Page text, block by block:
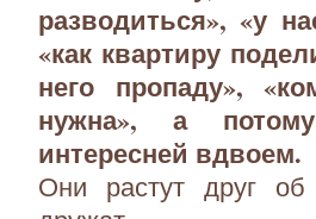
разводиться», «у
«как квартиру
него пропаду»,
нужна», а
интересней вдвоем.
Они растут друг